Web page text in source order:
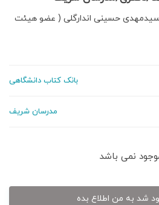
حسینی اندارگلی ( عضو هیئت
بانک کتاب دانشگاهی
مدرسان شریف
نمی باشد
شد به من اطلاع بده